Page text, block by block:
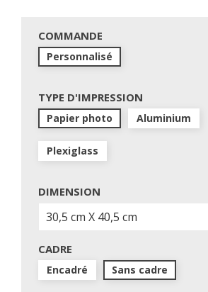
COMMANDE
Personnalisé
TYPE D'IMPRESSION
Papier photo Aluminium
Plexiglass
DIMENSION
CADRE
Encadré Sans cadre